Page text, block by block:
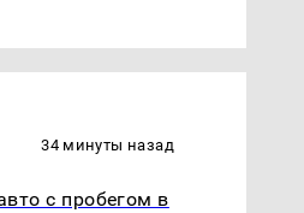
34 минуты назад
с пробегом в